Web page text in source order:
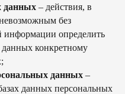
данных – действия, в
невозможным без
информации определить
конкретному
данных –
данных персональных